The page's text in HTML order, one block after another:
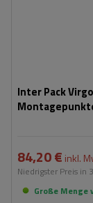
Inter Pack
84,20 € inkl.
Niedrigster Preis in
Große Menge